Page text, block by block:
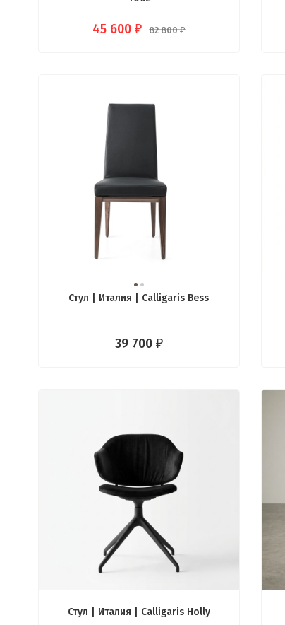
45 600 ₽ 82 800₽
Стул | Италия | Calligaris Bess
39 700 ₽
Стул | Италия | Calligaris Holly